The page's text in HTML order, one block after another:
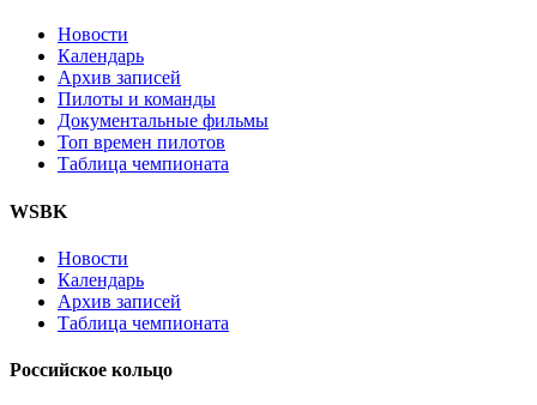
Новости
Календарь
Архив записей
Пилоты и команды
Документальные фильмы
Топ времен пилотов
Таблица чемпионата
WSBK
Новости
Календарь
Архив записей
Таблица чемпионата
Российское кольцо